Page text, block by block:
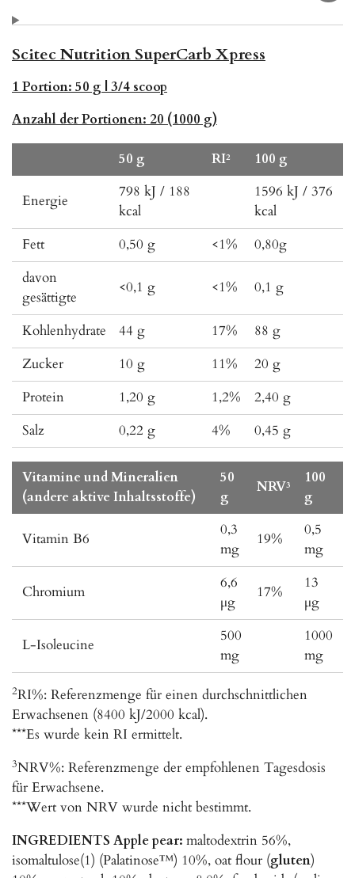
Scitec Nutrition SuperCarb Xpress
1 Portion: 50 g | 3/4 scoop
Anzahl der Portionen: 20 (1000 g)
50 g RI² 100 g
Energie
798 kJ / 188
kcal
1596 kJ / 376
kcal
Fett
0,50 g <1%
0,80g
davon
gesättigte
<0,1 g <1% 0,1 g
Kohlenhydrate 44 g 17%
88 g
Zucker
10 g 11%
20 g
Protein
1,20 g 1,2%
2,40 g
Salz
0,22 g 4% 0,45 g
Vitamine und Mineralien
(andere aktive Inhaltsstoffe)
50
g
NRV³
100
g
Vitamin B6
0,3
mg
19%
0,5
mg
Chromium
6,6
µg
17%
13
µg
L-Isoleucine
500
mg
1000
mg
2RI%: Referenzmenge für einen durchschnittlichen
Erwachsenen (8400 kJ/2000 kcal).
***Es wurde kein RI ermittelt.
3NRV%: Referenzmenge der empfohlenen Tagesdosis
für Erwachsene.
***Wert von NRV wurde nicht bestimmt.
INGREDIENTS Apple pear: maltodextrin 56%,
isomaltulose(1) (Palatinose™) 10%, oat flour (gluten)